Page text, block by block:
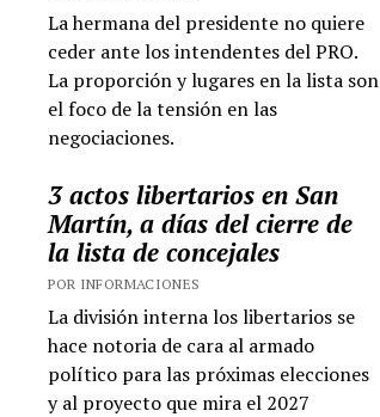
La hermana del presidente no quiere
ceder ante los intendentes del PRO.
La proporción y lugares en la lista son
el foco de la tensión en las
negociaciones.
3 actos libertarios en San
Martín, a días del cierre de
la lista de concejales
POR INFORMACIONES
La división interna los libertarios se
hace notoria de cara al armado
político para las próximas elecciones
y al proyecto que mira el 2027